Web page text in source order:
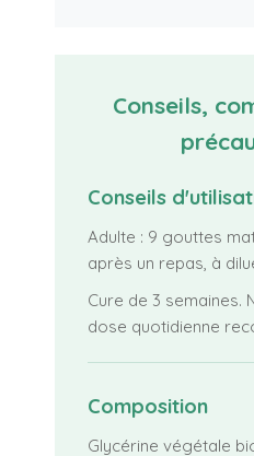
Conseils,
Conseils
Adulte : 9 gouttes
après un repas, à
Cure de 3 semaines.
dose quotidienne
Composition
Glycérine végétale